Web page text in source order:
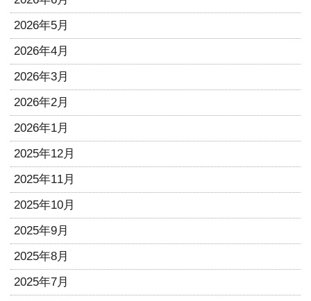
2026年5月
2026年4月
2026年3月
2026年2月
2026年1月
2025年12月
2025年11月
2025年10月
2025年9月
2025年8月
2025年7月